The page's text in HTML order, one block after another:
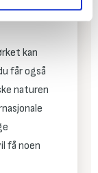
kan
får også
naturen
få noen